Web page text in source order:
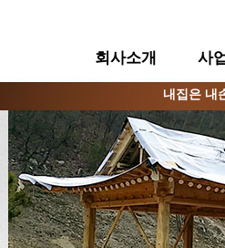
회사소개 사
내집은 내